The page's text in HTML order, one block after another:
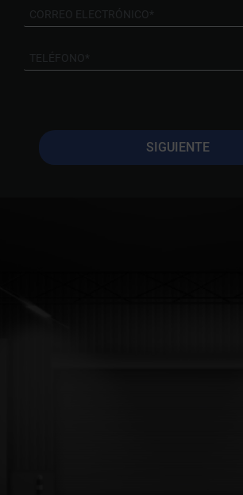
SIGUIENTE